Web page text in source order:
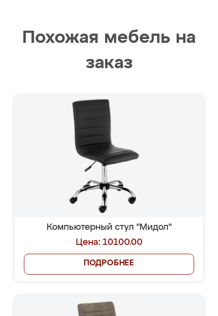
Похожая мебель на
заказ
Компьютерный стул "Мидол"
Цена: 10100.00
ПОДРОБНЕЕ